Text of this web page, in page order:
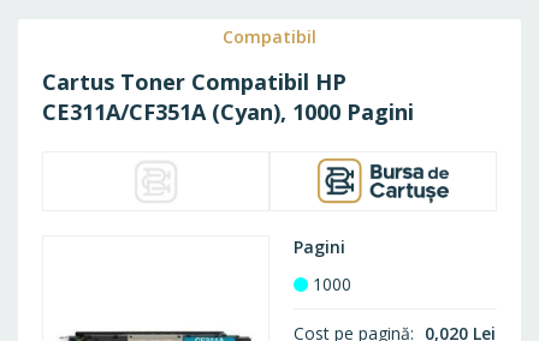
Compatibil
Cartus Toner Compatibil HP
CE311A/CF351A (Cyan), 1000 Pagini
Pagini
1000
Cost pe pagină 0,020 Lei